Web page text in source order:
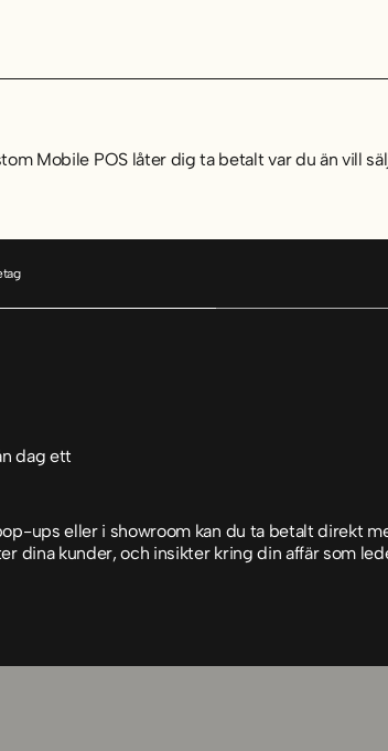
Mobile POS låter dig ta betalt var du än vill
dag ett
ups eller i showroom kan du ta betalt direkt
dina kunder, och insikter kring din affär som